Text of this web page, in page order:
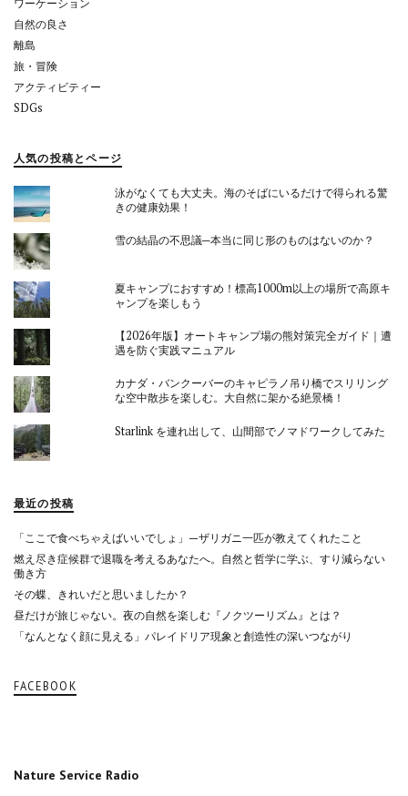
自然の良さ
離島
旅・冒険
アクティビティー
SDGs
人気の投稿とページ
泳がなくても大丈夫。海のそばにいるだけで得られる驚
きの健康効果！
雪の結晶の不思議─本当に同じ形のものはないのか？
夏キャンプにおすすめ！標高1000m以上の場所で高原キ
ャンプを楽しもう
【2026年版】オートキャンプ場の熊対策完全ガイド｜遭
遇を防ぐ実践マニュアル
カナダ・バンクーバーのキャピラノ吊り橋でスリリング
な空中散歩を楽しむ。大自然に架かる絶景橋！
Starlink を連れ出して、山間部でノマドワークしてみた
最近の投稿
「ここで食べちゃえばいいでしょ」—ザリガニ一匹が教えてくれたこと
燃え尽き症候群で退職を考えるあなたへ。自然と哲学に学ぶ、すり減らない
働き方
その蝶、きれいだと思いましたか？
昼だけが旅じゃない。夜の自然を楽しむ『ノクツーリズム』とは？
「なんとなく顔に見える」パレイドリア現象と創造性の深いつながり
FACEBOOK
Nature Service Radio